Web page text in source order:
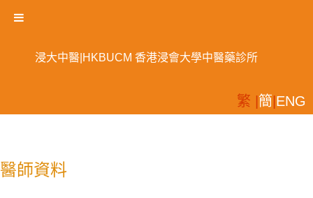
醫師資料
浸大中醫|HKBUCM 香港浸會大學中醫藥診所
繁 | 簡 ENG